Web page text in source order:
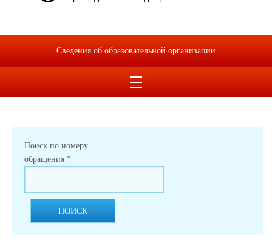
режиме при подаче обращения через электронную форму. Номер
обращения отправляется на электронный адрес, который вы
указывали при подаче обращения в электронной форме.
Поиск по номеру
обращения *
ПОИСК
Сведения об образовательной организации